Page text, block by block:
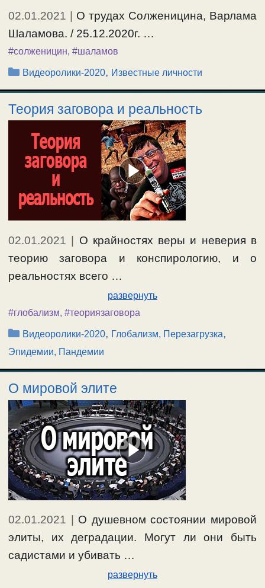
02.01.2021 | О трудах Солженицина, Варлама
Шаламова. / 25.12.2020г. …
#солженицин, #шаламов
Рубрики
Видеоролики-2020, Известные личности
Теория заговора и реальность
02.01.2021
О крайностях веры и неверия в
теорию заговора и конспирологию, и о
реальностях всего …
развернуть
#глобализм, #теориязаговора
Рубрики
Видеоролики-2020, Глобализм, Перезагрузка,
Эпидемии, Пандемии
О мировой элите
02.01.2021
О душевном состоянии мировой
элиты, их деградации. Могут ли они быть
садистами и убивать …
развернуть